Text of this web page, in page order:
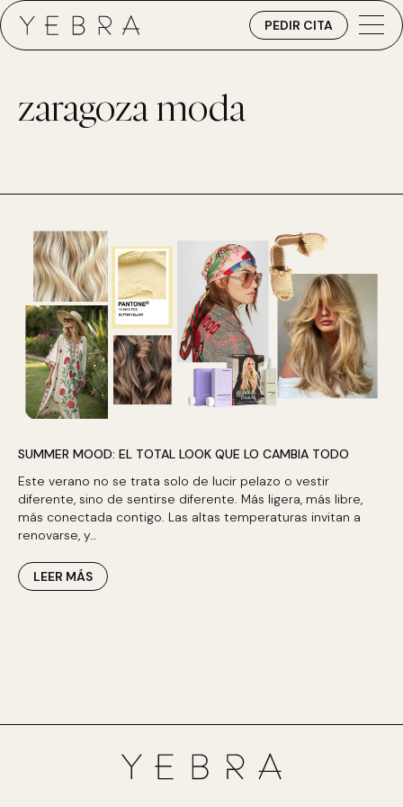
PEDIR CITA
zaragoza moda
SUMMER MOOD: EL TOTAL LOOK QUE LO CAMBIA TODO
Este verano no se trata solo de lucir pelazo o vestir
diferente, sino de sentirse diferente. Más ligera, más libre,
más conectada contigo. Las altas temperaturas invitan a
renovarse, y…
LEER MÁS